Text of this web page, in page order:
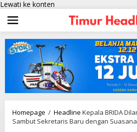
Lewati ke konten
Homepage / Headline Kepala BRIDA
Sambut Sekretaris Baru dengan